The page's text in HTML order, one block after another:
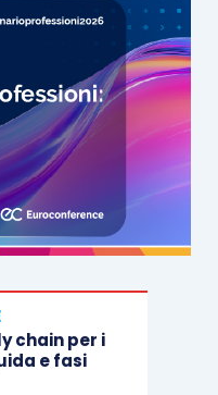
chain per i
e fasi